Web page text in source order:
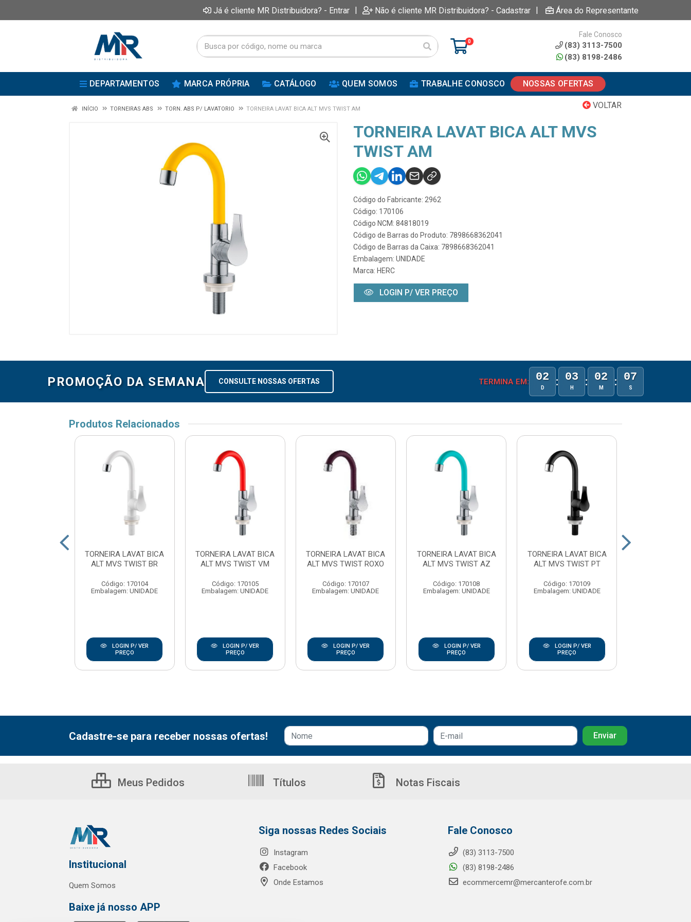
Já é cliente MR Distribuidora? - Entrar | Não é cliente MR Distribuidora? - Cadastrar | Área do Representante
0
Fale Conosco
(83) 3113-7500
(83) 8198-2486
DEPARTAMENTOS MARCA PRÓPRIA CATÁLOGO QUEM SOMOS TRABALHE CONOSCO NOSSAS OFERTAS
VOLTAR
INÍCIO TORNEIRAS ABS TORN. ABS P/ LAVATORIO TORNEIRA LAVAT BICA ALT MVS TWIST AM
TORNEIRA LAVAT BICA ALT MVS
TWIST AM
Código do Fabricante: 2962
Código: 170106
Código NCM: 84818019
Código de Barras do Produto: 7898668362041
Código de Barras da Caixa: 7898668362041
Embalagem: UNIDADE
Marca: HERC
LOGIN P/ VER PREÇO
PROMOÇÃO DA SEMANA CONSULTE NOSSAS OFERTAS TERMINA EM: 02
D : 03
H : 02
M : 07
S
Produtos Relacionados
TORNEIRA LAVAT BICA
ALT MVS TWIST BR
Código: 170104
Embalagem: UNIDADE
LOGIN P/ VER
PREÇO
TORNEIRA LAVAT BICA
ALT MVS TWIST VM
Código: 170105
Embalagem: UNIDADE
LOGIN P/ VER
PREÇO
TORNEIRA LAVAT BICA
ALT MVS TWIST ROXO
Código: 170107
Embalagem: UNIDADE
LOGIN P/ VER
PREÇO
TORNEIRA LAVAT BICA
ALT MVS TWIST AZ
Código: 170108
Embalagem: UNIDADE
LOGIN P/ VER
PREÇO
TORNEIRA LAVAT BICA
ALT MVS TWIST PT
Código: 170109
Embalagem: UNIDADE
LOGIN P/ VER
PREÇO
Cadastre-se para receber nossas ofertas!
Meus Pedidos Títulos Notas Fiscais
Institucional
Quem Somos
Baixe já nosso APP
Siga nossas Redes Sociais
Instagram
Facebook
Onde Estamos
Fale Conosco
(83) 3113-7500
(83) 8198-2486
ecommercemr@mercanterofe.com.br